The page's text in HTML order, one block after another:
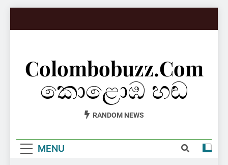
Colombobuzz.com
කොළොඹ හඬ
RANDOM NEWS
MENU